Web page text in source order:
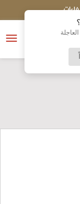
انضمام مصر إلى اتفاق
فتح
النسخة الكاملة